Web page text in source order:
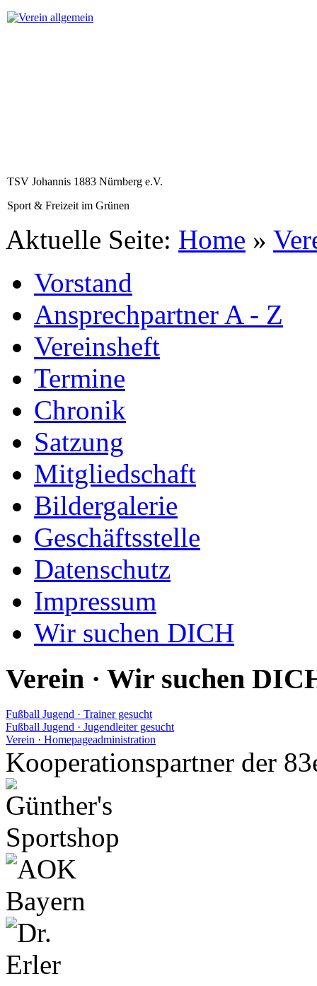
TSV Johannis 1883 Nürnberg e.V.
Sport & Freizeit im Grünen
Aktuelle Seite: Home »
Vorstand
Ansprechpartner A - Z
Vereinsheft
Termine
Chronik
Satzung
Mitgliedschaft
Bildergalerie
Geschäftsstelle
Datenschutz
Impressum
Wir suchen DICH
Verein · Wir suchen
Fußball Jugend · Trainer gesucht
Fußball Jugend · Jugendleiter gesucht
Verein · Homepageadministration
Kooperationspartner der